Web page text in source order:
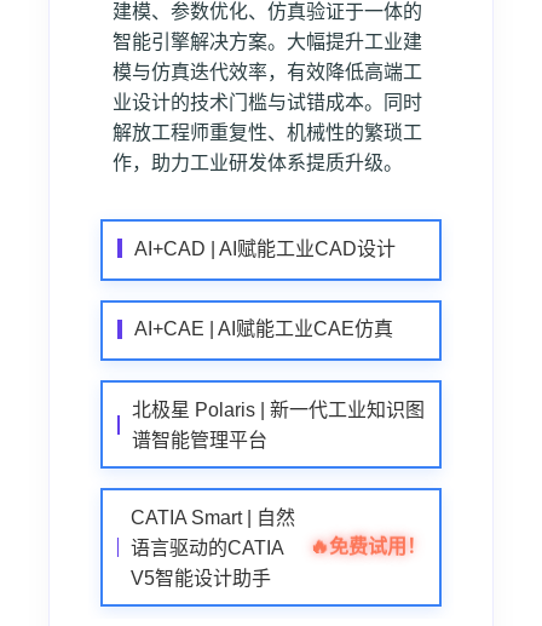
建模、参数优化、仿真验证于一体的
智能引擎解决方案。大幅提升工业建
模与仿真迭代效率，有效降低高端工
业设计的技术门槛与试错成本。同时
解放工程师重复性、机械性的繁琐工
作，助力工业研发体系提质升级。
AI+CAD | AI赋能工业CAD设计
AI+CAE | AI赋能工业CAE仿真
北极星 Polaris | 新一代工业知识图
谱智能管理平台
CATIA Smart | 自然
语言驱动的CATIA
V5智能设计助手
🔥免费试用！